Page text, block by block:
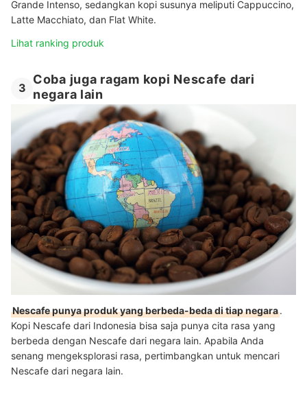
Grande Intenso, sedangkan kopi susunya meliputi Cappuccino,
Latte Macchiato, dan Flat White.
Lihat ranking produk
3
Coba juga ragam kopi Nescafe dari
negara lain
Nescafe punya produk yang berbeda-beda di tiap negara.
Kopi Nescafe dari Indonesia bisa saja punya cita rasa yang
berbeda dengan Nescafe dari negara lain. Apabila Anda
senang mengeksplorasi rasa, pertimbangkan untuk mencari
Nescafe dari negara lain.